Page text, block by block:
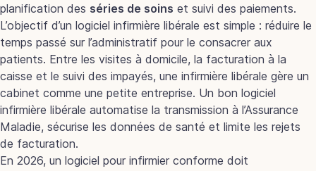
planification des séries de soins et suivi des paiements.
L’objectif d’un logiciel infirmière libérale est simple : réduire le
temps passé sur l’administratif pour le consacrer aux
patients. Entre les visites à domicile, la facturation à la
caisse et le suivi des impayés, une infirmière libérale gère un
cabinet comme une petite entreprise. Un bon logiciel
infirmière libérale automatise la transmission à l’Assurance
Maladie, sécurise les données de santé et limite les rejets
de facturation.
En 2026, un logiciel pour infirmier conforme doit